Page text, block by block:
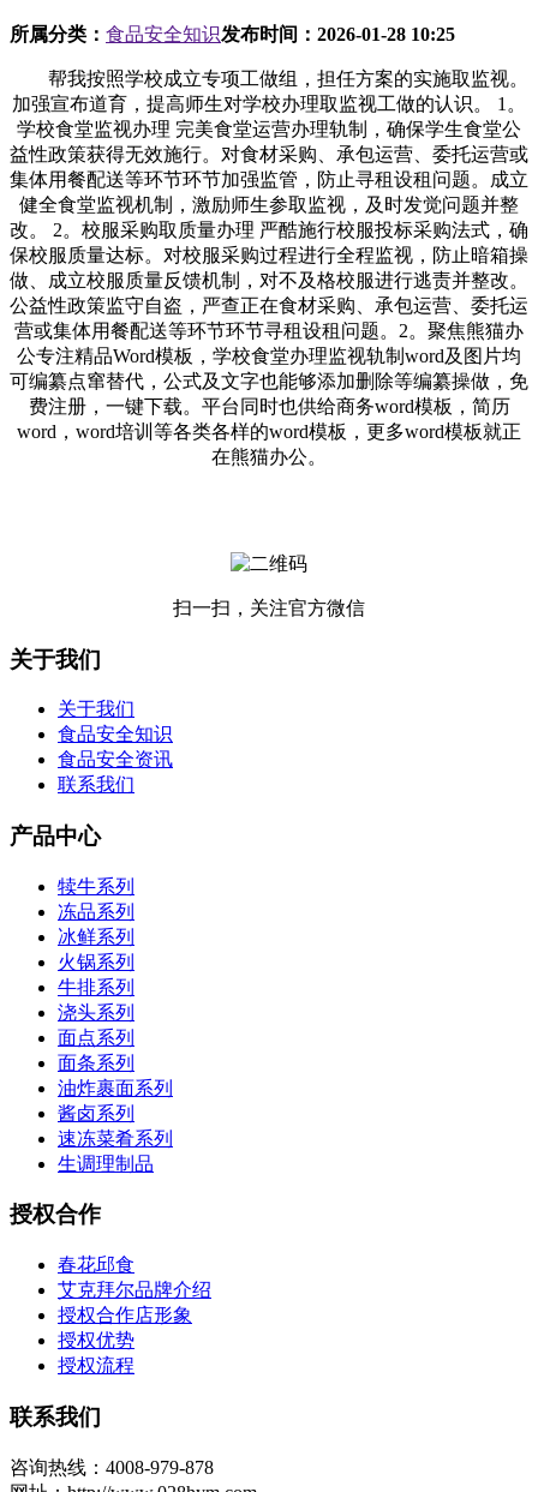
所属分类： 食品安全知识发布时间： 2026-01-28 10:25
帮我按照学校成立专项工做组，担任方案的实施取监视。
加强宣布道育，提高师生对学校办理取监视工做的认识。 1。
学校食堂监视办理 完美食堂运营办理轨制，确保学生食堂公
益性政策获得无效施行。对食材采购、承包运营、委托运营或
集体用餐配送等环节环节加强监管，防止寻租设租问题。成立
健全食堂监视机制，激励师生参取监视，及时发觉问题并整
改。 2。校服采购取质量办理 严酷施行校服投标采购法式，确
保校服质量达标。对校服采购过程进行全程监视，防止暗箱操
做、成立校服质量反馈机制，对不及格校服进行逃责并整改。
公益性政策监守自盗，严查正在食材采购、承包运营、委托运
营或集体用餐配送等环节环节寻租设租问题。2。聚焦熊猫办
公专注精品Word模板，学校食堂办理监视轨制word及图片均
可编纂点窜替代，公式及文字也能够添加删除等编纂操做，免
费注册，一键下载。平台同时也供给商务word模板，简历
word，word培训等各类各样的word模板，更多word模板就正
在熊猫办公。
扫一扫，关注官方微信
关于我们
关于我们
食品安全知识
食品安全资讯
联系我们
产品中心
犊牛系列
冻品系列
冰鲜系列
火锅系列
牛排系列
浇头系列
面点系列
面条系列
油炸裹面系列
酱卤系列
速冻菜肴系列
生调理制品
授权合作
春花邱食
艾克拜尔品牌介绍
授权合作店形象
授权优势
授权流程
联系我们
咨询热线：4008-979-878